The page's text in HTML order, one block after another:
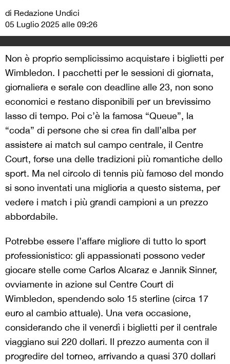
di Redazione Undici
05 Luglio 2025 alle 09:26
Non è proprio semplicissimo acquistare i biglietti per
Wimbledon. I pacchetti per le sessioni di giornata,
giornaliera e serale con deadline alle 23, non sono
economici e restano disponibili per un brevissimo
lasso di tempo. Poi c’è la famosa “Queue”, la
“coda” di persone che si crea fin dall’alba per
assistere ai match sul campo centrale, il Centre
Court, forse una delle tradizioni più romantiche dello
sport. Ma nel circolo di tennis più famoso del mondo
si sono inventati una miglioria a questo sistema, per
vedere i match i più grandi campioni a un prezzo
abbordabile.
Potrebbe essere l’affare migliore di tutto lo sport
professionistico: gli appassionati possono veder
giocare stelle come Carlos Alcaraz e Jannik Sinner,
ovviamente in azione sul Centre Court di
Wimbledon, spendendo solo 15 sterline (circa 17
euro al cambio attuale). Una vera occasione,
considerando che il venerdì i biglietti per il centrale
viaggiano sui 220 dollari. Il prezzo aumenta con il
progredire del torneo, arrivando a quasi 370 dollari